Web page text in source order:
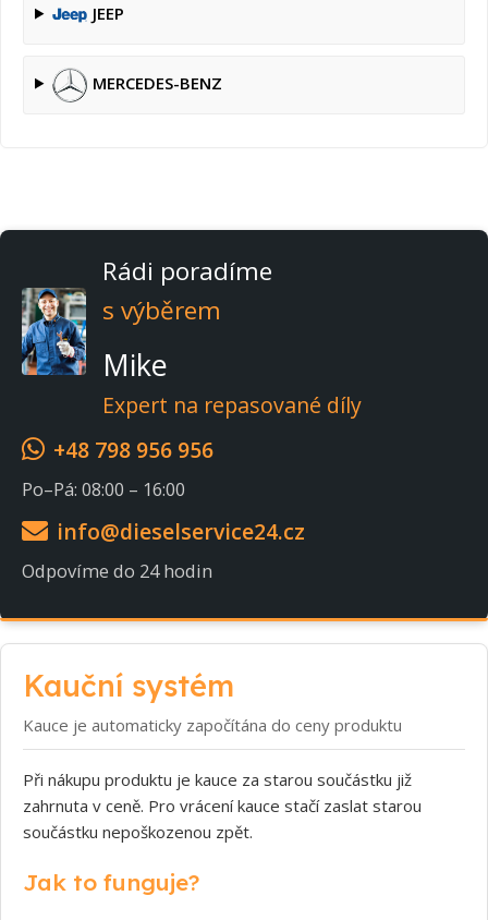
JEEP
MERCEDES-BENZ
Rádi poradíme
s výběrem
Mike
Expert na repasované díly
+48 798 956 956
Po–Pá: 08:00 – 16:00
info@dieselservice24.cz
Odpovíme do 24 hodin
Kauční systém
Kauce je automaticky započítána do ceny produktu
Při nákupu produktu je kauce za starou součástku již
zahrnuta v ceně. Pro vrácení kauce stačí zaslat starou
součástku nepoškozenou zpět.
Jak to funguje?